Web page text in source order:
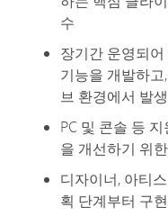
수
장기간 운영되
기능을 개발하
브 환경에서 발
PC 및 콘솔 등
을 개선하기 위
디자이너, 아티
획 단계부터 구